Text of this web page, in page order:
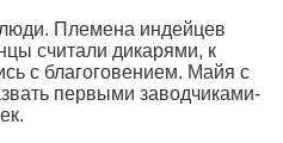
Племена индейцев
считали дикарями, к
с благоговением. Майя с
первыми заводчиками-